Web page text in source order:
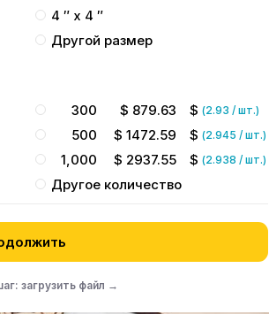
4 ″ x 4 ″
Другой размер
300 $ 879.63 $(2.93 / шт.)
500 $1472.59 $(2.945 / шт.)
1,000 $ 2937.55 $(2.938 / шт.)
Другое количество
загрузить файл →